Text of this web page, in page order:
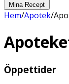
Mina Recept
Hem/Apotek/
Öppettider